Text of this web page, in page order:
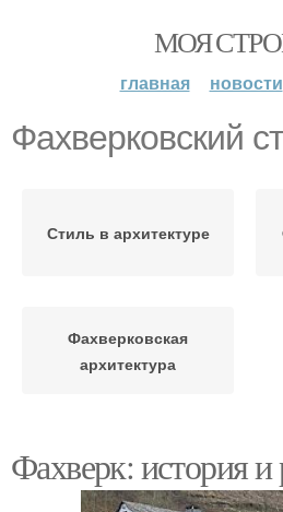
МОЯ
главная новости
Фахверковский
Стиль в архитектуре
Фахверковская
архитектура
Фахверк: история и